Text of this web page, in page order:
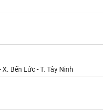
Bến Lức - T. Tây Ninh